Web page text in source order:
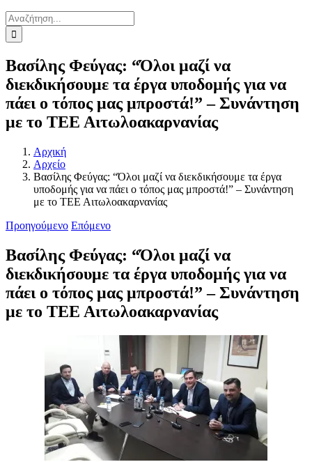
Αναζήτηση
για:
Βασίλης Φεύγας: “Όλοι μαζί να
διεκδικήσουμε τα έργα υποδομής για να
πάει ο τόπος μας μπροστά!” – Συνάντηση
με το ΤΕΕ Αιτωλοακαρνανίας
Αρχική
Αρχείο
Βασίλης Φεύγας: “Όλοι μαζί να διεκδικήσουμε τα έργα
υποδομής για να πάει ο τόπος μας μπροστά!” – Συνάντηση
με το ΤΕΕ Αιτωλοακαρνανίας
Προηγούμενο Επόμενο
Βασίλης Φεύγας: “Όλοι μαζί να
διεκδικήσουμε τα έργα υποδομής για να
πάει ο τόπος μας μπροστά!” – Συνάντηση
με το ΤΕΕ Αιτωλοακαρνανίας